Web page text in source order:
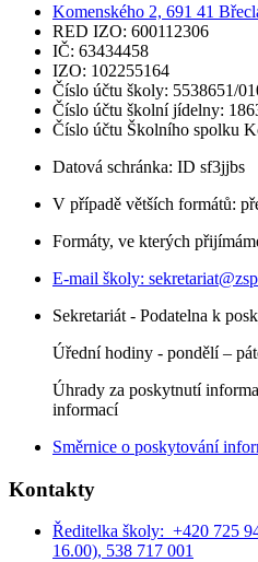
Komenského 2, 691 41
RED IZO: 600112306
IČ: 63434458
IZO: 102255164
Číslo účtu školy: 5538651/
Číslo účtu školní jídelny:
Číslo účtu Školního spolku
Datová schránka: ID sf3jjbs
V případě větších formátů:
Formáty, ve kterých
E-mail školy:
Sekretariát - Podatelna k
Úřední hodiny - pondělí –
Úhrady za poskytnutí
informací
Směrnice o poskytování
Kontakty
Ředitelka školy: +420 725
16.00), 538 717 001